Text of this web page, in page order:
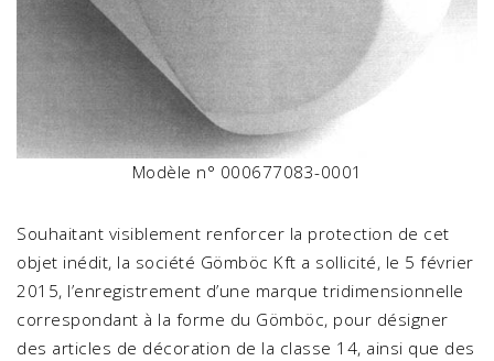
Modèle n° 000677083-0001
Souhaitant visiblement renforcer la protection de cet
objet inédit, la société Gömböc Kft a sollicité, le 5 février
2015, l’enregistrement d’une marque tridimensionnelle
correspondant à la forme du Gömböc, pour désigner
des articles de décoration de la classe 14, ainsi que des